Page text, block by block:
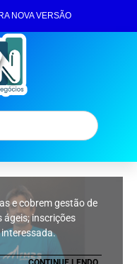
NOVA VERSÃO
NA
QUATRO
e cobrem gestão de
ágeis; inscrições